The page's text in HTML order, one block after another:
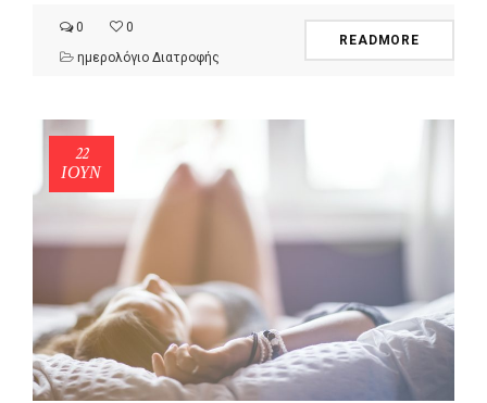
0
0
ημερολόγιο Διατροφής
READMORE
22
ΙΟΎΝ